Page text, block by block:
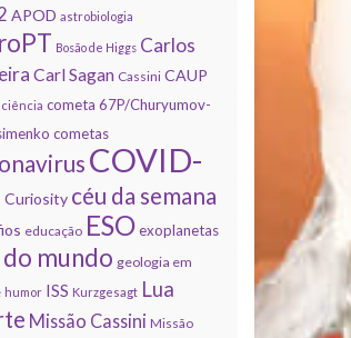
APOD astrobiologia
Bosão de Higgs Carlos
Carl Sagan Cassini CAUP
ciência cometa 67P/Churyumov-
cometas
COVID-
Curiosity céu da semana
educação ESO exoplanetas
mundo geologia em
humor ISS Kurzgesagt Lua
Missão Cassini Missão